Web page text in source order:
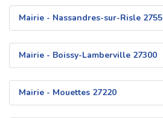
Mairie - Nassandres-sur-Risle
Mairie - Boissy-Lamberville 27300
Mairie - Mouettes 27220